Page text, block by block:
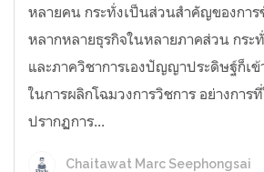
หลายคน กระทั่งเป็นส่วนสำคัญของการ
หลากหลายธุรกิจในหลายภาคส่วน กระ
และภาควิชาการเองปัญญาประดิษฐ์ก็เ
ในการผลิกโฉมวงการวิชการ อย่างกา
ปรากฏการ...
Chaitawat Marc Seephongsai